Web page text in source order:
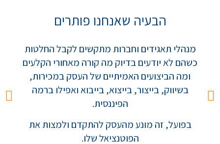
הבעיה שאנחנו פותרים
מנהלי תאגידים וחברות מתקשים לקבל החלטות
כשהם לא יודעים בדיוק מה קורה מאחורי הקלעים
ומה הביצועים האמיתיים של העסק במכירות,
בשיווק, בייצור, בייצוא, בייבוא ואפילו ברמה
הפיננסית.
בפועל, זה מונע מהעסק להתקדם ולמצות את
הפוטנציאל שלו.